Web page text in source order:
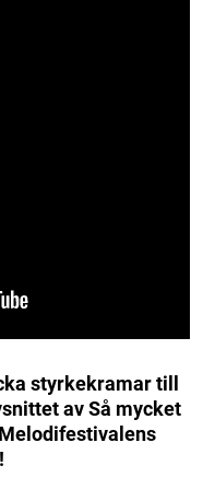
styrkekramar till
av Så mycket